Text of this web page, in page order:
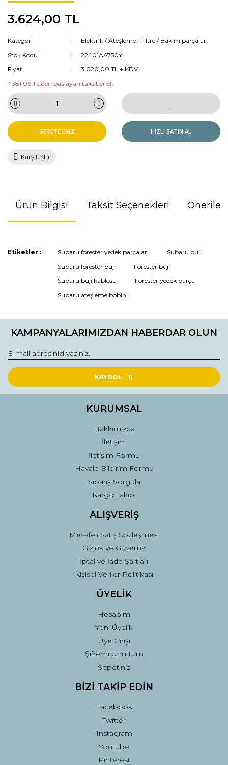
3.624,00 TL
Kategori Elektrik / Ateşleme , Filtre / Bakım parçaları
Stok Kodu
22401AA750Y
Fiyat
3.020,00 TL + KDV
* 381,06 TL den başlayan taksitlerle!!
SEPETE EKLE HIZLI SATIN AL
Karşılaştır
Ürün Bilgisi Taksit Seçenekleri
Bu ürünün fiyat bilgisi, resim, ürün açıklamalarında ve diğer
kullanarak tarafımıza iletebilirsiniz.
Görüş ve önerileriniz için teşekkür ederiz.
Ürün açıklamasında eksik bilgiler bulunuyor.
Ürün bilgilerinde hatalar bulunuyor.
Bu ürüne benzer farklı alternatifler olmalı.
Gönder
Etiketler : Subaru forester yedek parçaları
Subaru buji
Subaru forester buji
Forester buji
Subaru buji kablosu
Forester yedek parça
Subaru ateşleme bobini
KAMPANYALARIMIZDAN HABERDAR OLUN
KAYDOL
KURUMSAL
Hakkımızda
İletişim
İletişim Formu
Havale Bildirim Formu
Sipariş Sorgula
Kargo Takibi
ALIŞVERİŞ
Mesafeli Satış Sözleşmesi
Gizlilik ve Güvenlik
İptal ve İade Şartları
Kişisel Veriler Politikası
ÜYELİK
Hesabım
Yeni Üyelik
Üye Girişi
Şifremi Unuttum
Sepetiniz
BİZİ TAKİP EDİN
Facebook
Twitter
Instagram
Youtube
Pinterest